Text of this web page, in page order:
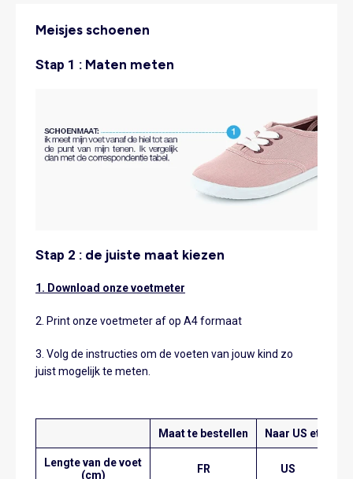
Meisjes schoenen
Stap 1 : Maten meten
Stap 2 : de juiste maat kiezen
1. Download onze voetmeter
2. Print onze voetmeter af op A4 formaat
3. Volg de instructies om de voeten van jouw kind zo
juist mogelijk te meten.
Maat te bestellen Naar US et UK
Lengte van de voet
(cm)
FR US